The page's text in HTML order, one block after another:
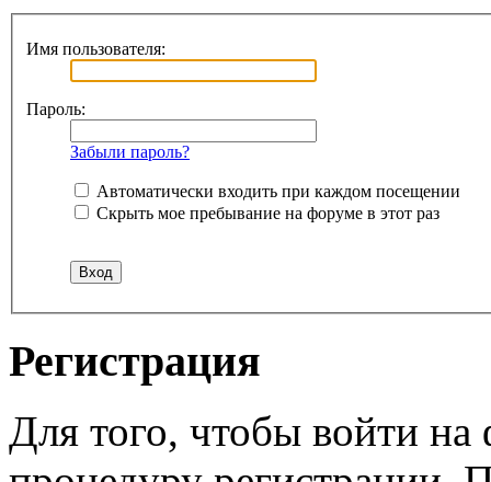
Имя пользователя:
Пароль:
Забыли пароль?
Автоматически входить при каждом посещении
Скрыть мое пребывание на форуме в этот раз
Регистрация
Для того, чтобы войти